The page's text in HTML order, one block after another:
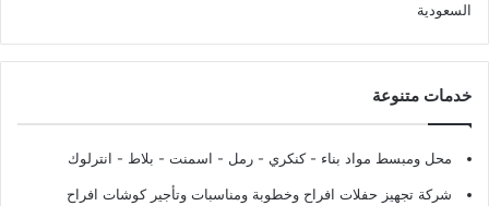
السعودية
خدمات متنوعة
محل ومبسط مواد بناء - كنكري - رمل - اسمنت - بلاط - انترلوك
شركة تجهيز حفلات افراح وخطوبة ومناسبات وتأجير كوشات افراح